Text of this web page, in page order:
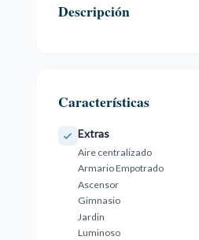
Descripción
Características
Extras
Aire centralizado
Armario Empotrado
Ascensor
Gimnasio
Jardin
Luminoso